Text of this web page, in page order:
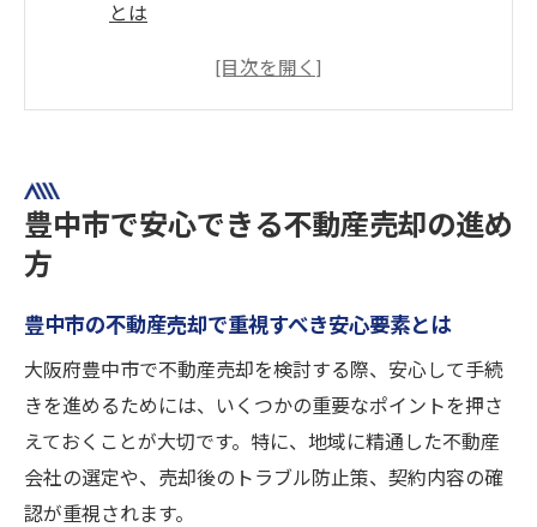
とは
不動産買取と仲介の違いを豊中市で理解す
空き家や一戸建て売却の手続きポイント
豊中市で不動産買取業者を選ぶ際の基準
豊中市の不動産屋おすすめポイント解説
不動産売却実績が豊富な会社の特徴
豊中市で安心できる買取株式会社の探し方
豊中駅周辺で評判の不動産会社を調べる方
豊中市で安心できる不動産売却の進め
方
豊中市の不動産売却で重視すべき安心要素とは
大阪府豊中市で不動産売却を検討する際、安心して手続
きを進めるためには、いくつかの重要なポイントを押さ
えておくことが大切です。特に、地域に精通した不動産
会社の選定や、売却後のトラブル防止策、契約内容の確
認が重視されます。